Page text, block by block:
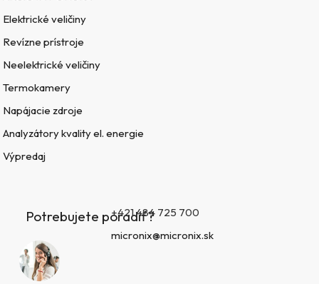
Elektrické veličiny
Revízne prístroje
Neelektrické veličiny
Termokamery
Napájacie zdroje
Analyzátory kvality el. energie
Výpredaj
Potrebujete poradiť?+421 484 725 700
micronix@micronix.sk